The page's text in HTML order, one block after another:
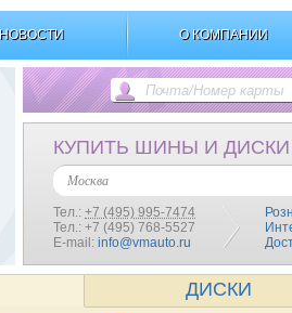
НОВОСТИ О КОМПАНИИ
КУПИТЬ ШИНЫ И ДИСКИ
Москва
Тел.: +7 (495) 995-7474
Тел.: +7 (495) 768-5527
E-mail: info@vmauto.ru
ДИСКИ